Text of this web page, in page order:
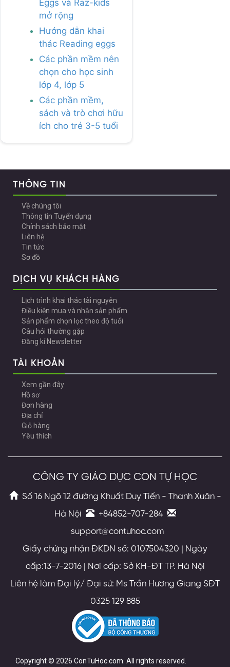
Eggs và Raz-kids
mở rộng
Hướng dẫn khai
thác Reading eggs
Các phần mềm nên
chọn cho học sinh
lớp 4, lớp 5
Các phần mềm,
sách và trò chơi hữu
ích cho trẻ 3-5 tuổi
THÔNG TIN
Về chúng tôi
Thông tin Tuyển dụng
Chính sách bảo mật
Liên hệ
Tin tức
Sơ đồ
DỊCH VỤ KHÁCH HÀNG
Lịch trình khai thác tài nguyên
Điều kiện mua và nhận sản phẩm
Sản phẩm chọn lọc theo độ tuổi
Câu hỏi thường gặp
Đăng kí Newsletter
TÀI KHOẢN
Xem gần đây
Hồ sơ
Đơn hàng
Địa chỉ
Giỏ hàng
Yêu thích
CÔNG TY GIÁO DỤC CON TỰ HỌC
Số 16 Ngõ 12 đường Khuất Duy Tiến - Thanh Xuân -
Hà Nội
+84852-707-284
support@contuhoc.com
Giấy chứng nhận ĐKDN số: 0107504320 | Ngày
cấp:13-7-2016 | Nơi cấp: Sở KH-ĐT TP. Hà Nội
Liên hệ làm Đại lý/ Đại sứ: Ms Trần Hương Giang SĐT
0325 129 885
Copyright © 2026 ConTuHoc.com. All rights reserved.